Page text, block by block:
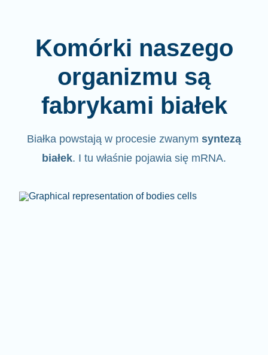
Komórki naszego
organizmu są
fabrykami białek
Białka powstają w procesie zwanym syntezą
białek. I tu właśnie pojawia się mRNA.